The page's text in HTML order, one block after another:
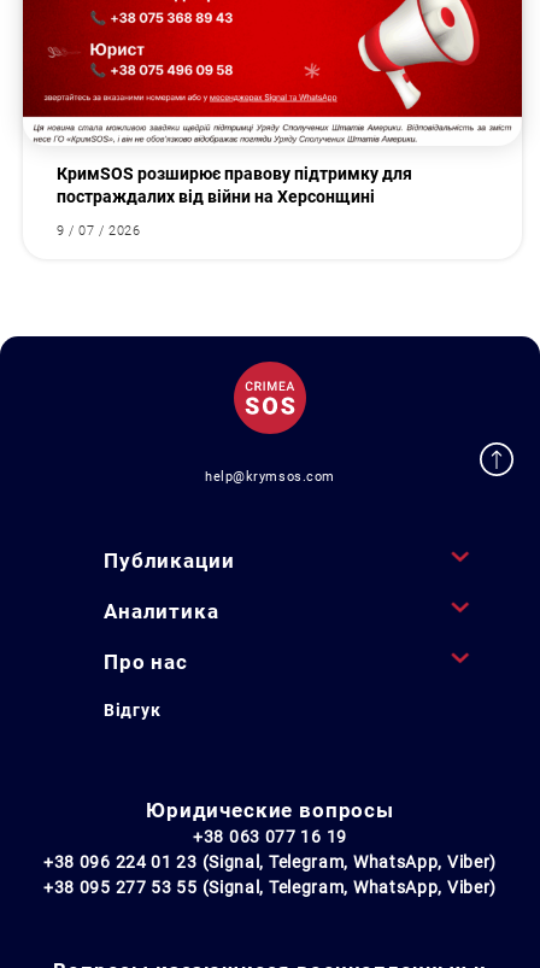
КримSOS розширює правову підтримку для
постраждалих від війни на Херсонщині
9 / 07 / 2026
help@krymsos.com
Публикации
Аналитика
Про нас
Відгук
Юридические вопросы
+38 063 077 16 19
+38 096 224 01 23 (Signal, Telegram, WhatsApp, Viber)
+38 095 277 53 55 (Signal, Telegram, WhatsApp, Viber)